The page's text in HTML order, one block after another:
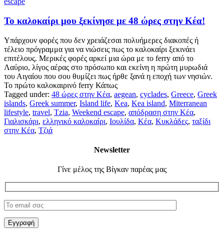
Το καλοκαίρι μου ξεκίνησε με 48 ώρες στην Κέα!
Υπάρχουν φορές που δεν χρειάζεσαι πολυήμερες διακοπές ή
τέλειο πρόγραμμα για να νιώσεις πως το καλοκαίρι ξεκινάει
επιτέλους. Μερικές φορές αρκεί μια ώρα με το ferry από το
Λαύριο, λίγος αέρας στο πρόσωπο και εκείνη η πρώτη μυρωδιά
του Αιγαίου που σου θυμίζει πως ήρθε ξανά η εποχή των νησιών.
Το πρώτο καλοκαιρινό ferry Κάπως
Tagged under: 48 ώρες στην Κέα, aegean, cyclades, Greece, Greek
islands, Greek summer, Island life, Kea, Kea island, Miterranean
lifestyle, travel, Tzia, Weekend escape, απόδραση στην Κέα,
Γιαλισκάρι, ελληνικό καλοκαίρι, Ιουλίδα, Κέα, Κυκλάδες, ταξίδι
στην Κέα, Τζιά
Newsletter
Γίνε μέλος της Βίγκαν παρέας μας